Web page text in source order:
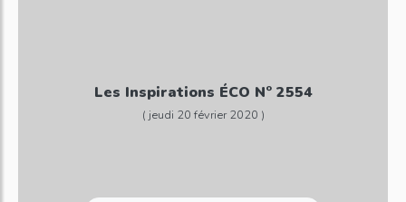
Les Inspirations ÉCO N° 2554
( jeudi 20 février 2020 )